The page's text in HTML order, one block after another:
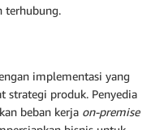
terhubung.
implementasi yang
strategi produk. Penyedia
beban kerja on-premise